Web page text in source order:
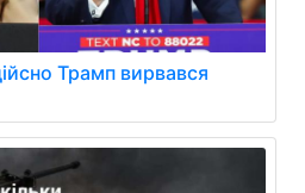
Трамп вирвався